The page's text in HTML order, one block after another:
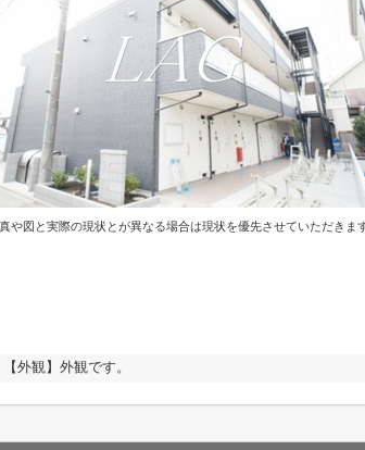
や図と実際の現状とが異なる場合は現状を優先させていただきま
【外観】外観です。